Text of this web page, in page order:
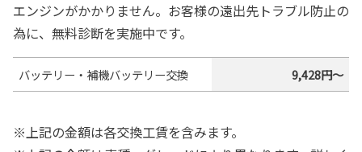
エンジンがかかりません。お客様の遠出先トラブル防止の
為に、無料診断を実施中です。
バッテリー・補機バッテリー交換 9,428円～
上記の金額は各交換工賃を含みます。